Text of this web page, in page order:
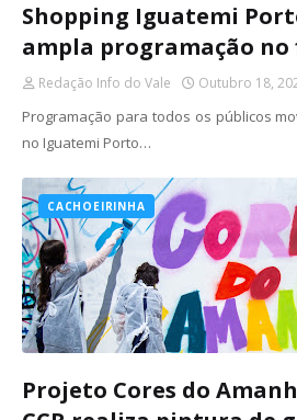
Shopping Iguatemi
ampla programação no
Redação Info do Vale Outubro 18,
Programação para todos os públicos
no Iguatemi Porto…
CACHOEIRINHA
Projeto Cores do